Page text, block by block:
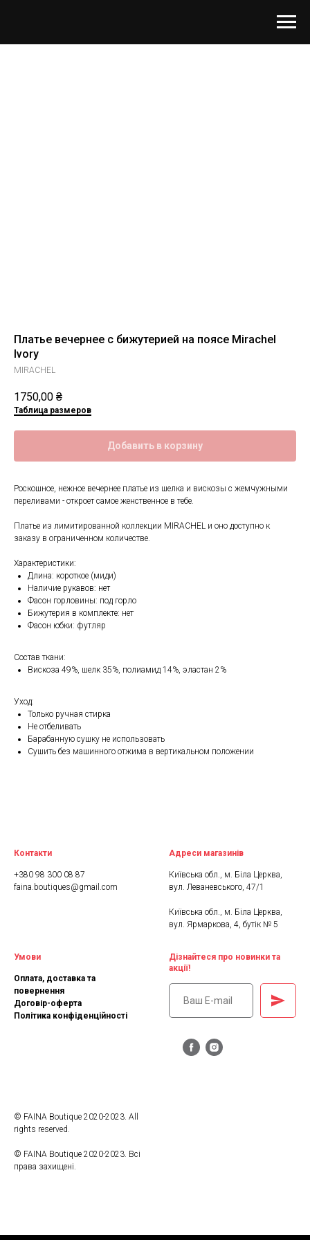
Платье вечернее с бижутерией на поясе Mirachel
Ivory
MIRACHEL
1750,00 ₴
Таблица размеров
Добавить в корзину
Роскошное, нежное вечернее платье из шелка и вискозы с жемчужными
переливами - откроет самое женственное в тебе.
Платье из лимитированной коллекции MIRACHEL и оно доступно к
заказу в ограниченном количестве.
Характеристики:
Длина: короткое (миди)
Наличие рукавов: нет
Фасон горловины: под горло
Бижутерия в комплекте: нет
Фасон юбки: футляр
Состав ткани:
Вискоза 49%, шелк 35%, полиамид 14%, эластан 2%
Уход:
Только ручная стирка
Не отбеливать
Барабанную сушку не использовать
Сушить без машинного отжима в вертикальном положении
Контакти
+380 98 300 08 87
faina.boutiques@gmail.com
Адреси магазинів
Київська обл., м. Біла Церква,
вул. Леваневського, 47/1
Київська обл., м. Біла Церква,
вул. Ярмаркова, 4, бутік № 5
Умови
Оплата, доставка та
повернення
Договір-оферта
Політика конфіденційності
Дізнайтеся про новинки та
акції!
© FAINA Boutique 2020-2023. All
rights reserved.
© FAINA Boutique 2020-2023. Всі
права захищені.